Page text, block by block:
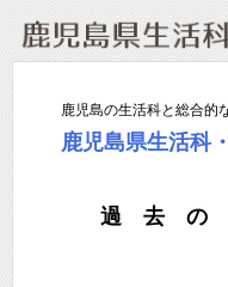
鹿児島の生活科と総合的
鹿児島県生活科
過去